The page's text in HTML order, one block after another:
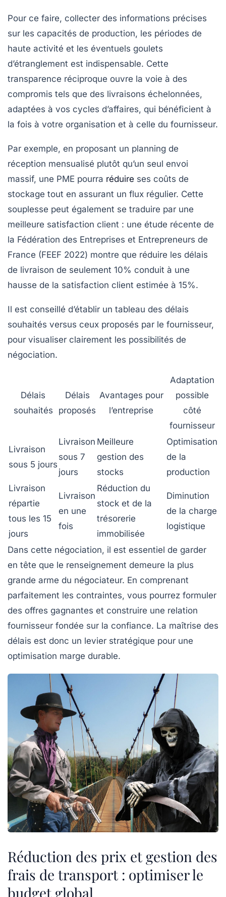
Pour ce faire, collecter des informations précises
sur les capacités de production, les périodes de
haute activité et les éventuels goulets
d’étranglement est indispensable. Cette
transparence réciproque ouvre la voie à des
compromis tels que des livraisons échelonnées,
adaptées à vos cycles d’affaires, qui bénéficient à
la fois à votre organisation et à celle du fournisseur.
Par exemple, en proposant un planning de
réception mensualisé plutôt qu’un seul envoi
massif, une PME pourra réduire ses coûts de
stockage tout en assurant un flux régulier. Cette
souplesse peut également se traduire par une
meilleure satisfaction client : une étude récente de
la Fédération des Entreprises et Entrepreneurs de
France (FEEF 2022) montre que réduire les délais
de livraison de seulement 10% conduit à une
hausse de la satisfaction client estimée à 15%.
Il est conseillé d’établir un tableau des délais
souhaités versus ceux proposés par le fournisseur,
pour visualiser clairement les possibilités de
négociation.
Délais
souhaités
Délais
proposés
Avantages pour
l’entreprise
Adaptation
possible
côté
fournisseur
Livraison
sous 5 jours
Livraison
sous 7
jours
Meilleure
gestion des
stocks
Optimisation
de la
production
Livraison
répartie
tous les 15
jours
Livraison
en une
fois
Réduction du
stock et de la
trésorerie
immobilisée
Diminution
de la charge
logistique
Dans cette négociation, il est essentiel de garder
en tête que le renseignement demeure la plus
grande arme du négociateur. En comprenant
parfaitement les contraintes, vous pourrez formuler
des offres gagnantes et construire une relation
fournisseur fondée sur la confiance. La maîtrise des
délais est donc un levier stratégique pour une
optimisation marge durable.
Réduction des prix et gestion des
frais de transport : optimiser le
budget global